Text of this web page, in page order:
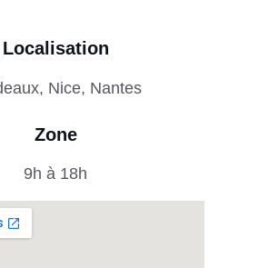
Localisation
Zone
9h à 18h
Nice, Nantes